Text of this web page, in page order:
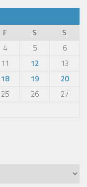
F S
S
4 5
6
11 12
13
18 19
20
25 26
27